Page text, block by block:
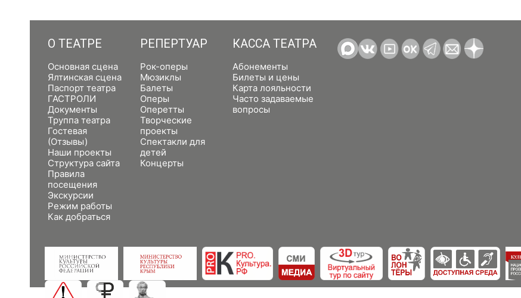
О ТЕАТРЕ
Основная сцена
Ялтинская сцена
Паспорт театра
ГАСТРОЛИ
Документы
Труппа театра
Гостевая
(Отзывы)
Наши проекты
Структура сайта
Правила
посещения
Экскурсии
Режим работы
Как добраться
РЕПЕРТУАР
Рок-оперы
Мюзиклы
Балеты
Оперы
Оперетты
Творческие
проекты
Спектакли для
детей
Концерты
КАССА ТЕАТРА
Абонементы
Билеты и цены
Карта лояльности
Часто задаваемые
вопросы